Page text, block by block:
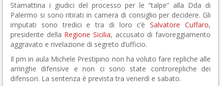
Stamattina i giudici del processo per le “talpe” alla Dda di
Palermo si sono ritirati in camera di consiglio per decidere. Gli
imputati sono tredici e tra di loro c’èSalvatore Cuffaro,
presidente della Regione Sicilia, accusato di favoreggiamento
aggravato e rivelazione di segreto d’ufficio.
Il pm in aula Michele Prestipino non ha voluto fare repliche alle
arringhe difensive e non ci sono state controrepliche dei
difensori. La sentenza è prevista tra venerdì e sabato.